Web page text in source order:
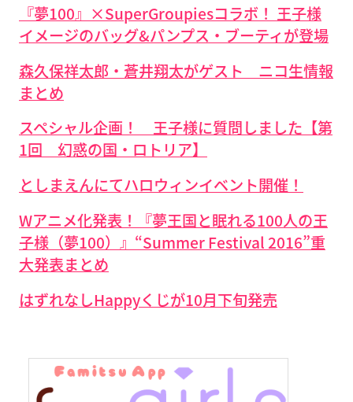
『夢100』×SuperGroupiesコラボ！ 王子様
イメージのバッグ&パンプス・ブーティが登場
森久保祥太郎・蒼井翔太がゲスト ニコ生情報
まとめ
スペシャル企画！ 王子様に質問しました【第
1回 幻惑の国・ロトリア】
としまえんにてハロウィンイベント開催！
Wアニメ化発表！『夢王国と眠れる100人の王
子様（夢100）』“Summer Festival 2016”重
大発表まとめ
はずれなしHappyくじが10月下旬発売